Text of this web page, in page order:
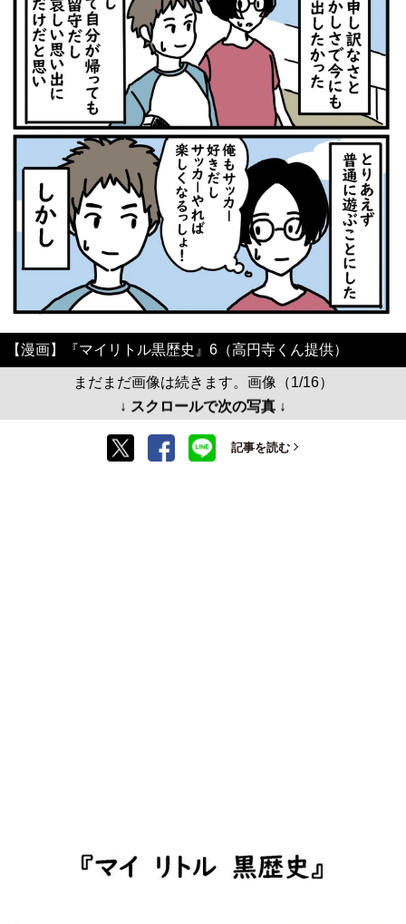
【漫画】『マイリトル黒歴史』6（高円寺くん提供）
まだまだ画像は続きます。画像（1/16）
↓ スクロールで次の写真 ↓
記事を読む